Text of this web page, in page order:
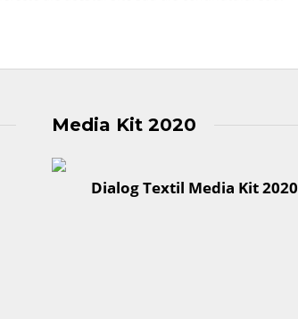
Media Kit 2020
Dialog Textil Media Kit 2020